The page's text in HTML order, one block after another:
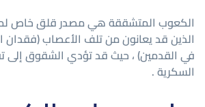
الكعوب المتشققة هي مصدر قلق خاص
الذين قد يعانون من تلف الأعصاب (فقدان
في القدمين) ، حيث قد تؤدي الشقوق إلى
السكرية .